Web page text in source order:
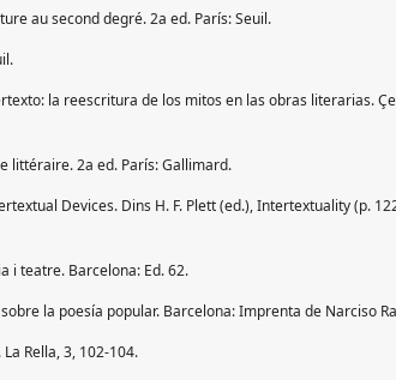
au second degré. 2a ed. París: Seuil.
la reescritura de los mitos en las obras literarias.
littéraire. 2a ed. París: Gallimard.
Devices. Dins H. F. Plett (ed.), Intertextuality (p.
i teatre. Barcelona: Ed. 62.
la poesía popular. Barcelona: Imprenta de Narciso
Rella, 3, 102-104.